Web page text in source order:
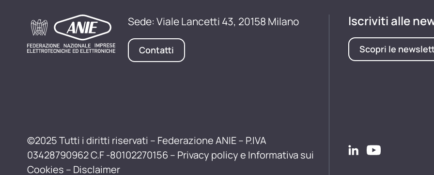
Sede: Viale Lancetti 43, 20158 Milano
Contatti
©2025 Tutti i diritti riservati – Federazione ANIE – P.IVA
03428790962 C.F -80102270156 – Privacy policy e Informativa sui
Cookies – Disclaimer
Iscriviti alle
Scopri le